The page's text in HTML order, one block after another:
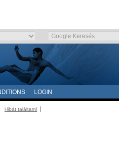
LOGIN
Hibát találtam!